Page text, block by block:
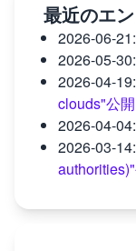
最近のエ
2026-06-21:
2026-05-30:
2026-04-19:
clouds"公開
2026-04-04:
2026-03-14: